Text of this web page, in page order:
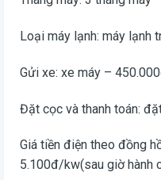
Loại máy lạnh: máy lạnh
Gửi xe: xe máy –
Đặt cọc và thanh toán:
Giá tiền điện theo đồng
5.100đ/kw(sau giờ hành